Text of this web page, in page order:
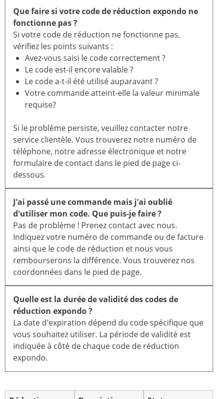
Que faire si votre code de réduction expondo ne
fonctionne pas ?
Si votre code de réduction ne fonctionne pas,
vérifiez les points suivants :
Avez-vous saisi le code correctement ?
Le code est-il encore valable ?
Le code a-t-il été utilisé auparavant ?
Votre commande atteint-elle la valeur minimale
requise?
Si le problème persiste, veuillez contacter notre
service clientèle. Vous trouverez notre numéro de
téléphone, notre adresse électronique et notre
formulaire de contact dans le pied de page ci-
dessous.
J'ai passé une commande mais j'ai oublié
d'utiliser mon code. Que puis-je faire ?
Pas de problème ! Prenez contact avec nous.
Indiquez votre numéro de commande ou de facture
ainsi que le code de réduction et nous vous
rembourserons la différence. Vous trouverez nos
coordonnées dans le pied de page.
Quelle est la durée de validité des codes de
réduction expondo ?
La date d'expiration dépend du code spécifique que
vous souhaitez utiliser. La période de validité est
indiquée à côté de chaque code de réduction
expondo.